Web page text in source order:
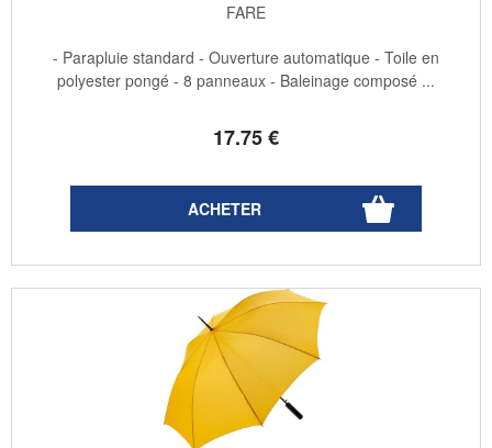
FARE
17.75€
- Parapluie standard - Ouverture automatique - Toile en
polyester pongé - 8 panneaux - Baleinage composé ...